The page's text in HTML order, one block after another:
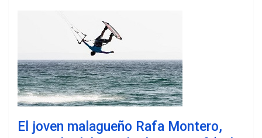
El joven malagueño Rafa Montero,